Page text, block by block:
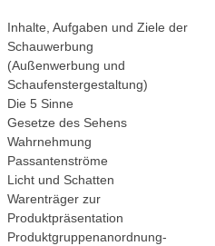
Inhalte, Aufgaben und Ziele der
Schauwerbung
(Außenwerbung und
Schaufenstergestaltung)
Die 5 Sinne
Gesetze des Sehens
Wahrnehmung
Passantenströme
Licht und Schatten
Warenträger zur
Produktpräsentation
Produktgruppenanordnung-